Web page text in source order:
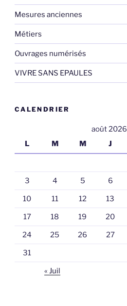
Mesures anciennes
Métiers
Ouvrages numérisés
VIVRE SANS EPAULES
CALENDRIER
août 2026
L
M M J
3 4 5 6
10 11 12 13
17 18 19 20
24 25 26 27
31
« Juil